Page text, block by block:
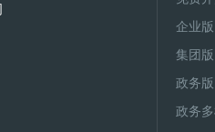
企业版
集团版
政务版
政务